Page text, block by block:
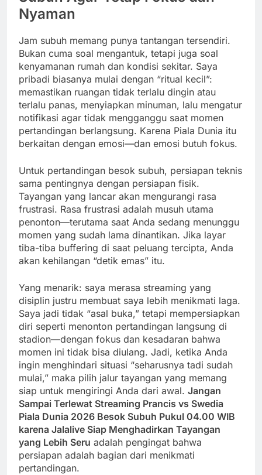
Nyaman
Jam subuh memang punya tantangan tersendiri.
Bukan cuma soal mengantuk, tetapi juga soal
kenyamanan rumah dan kondisi sekitar. Saya
pribadi biasanya mulai dengan “ritual kecil”:
memastikan ruangan tidak terlalu dingin atau
terlalu panas, menyiapkan minuman, lalu mengatur
notifikasi agar tidak mengganggu saat momen
pertandingan berlangsung. Karena Piala Dunia itu
berkaitan dengan emosi—dan emosi butuh fokus.
Untuk pertandingan besok subuh, persiapan teknis
sama pentingnya dengan persiapan fisik.
Tayangan yang lancar akan mengurangi rasa
frustrasi. Rasa frustrasi adalah musuh utama
penonton—terutama saat Anda sedang menunggu
momen yang sudah lama dinantikan. Jika layar
tiba-tiba buffering di saat peluang tercipta, Anda
akan kehilangan “detik emas” itu.
Yang menarik: saya merasa streaming yang
disiplin justru membuat saya lebih menikmati laga.
Saya jadi tidak “asal buka,” tetapi mempersiapkan
diri seperti menonton pertandingan langsung di
stadion—dengan fokus dan kesadaran bahwa
momen ini tidak bisa diulang. Jadi, ketika Anda
ingin menghindari situasi “seharusnya tadi sudah
mulai,” maka pilih jalur tayangan yang memang
siap untuk mengiringi Anda dari awal. Jangan
Sampai Terlewat Streaming Prancis vs Swedia
Piala Dunia 2026 Besok Subuh Pukul 04.00 WIB
karena Jalalive Siap Menghadirkan Tayangan
yang Lebih Seru adalah pengingat bahwa
persiapan adalah bagian dari menikmati
pertandingan.